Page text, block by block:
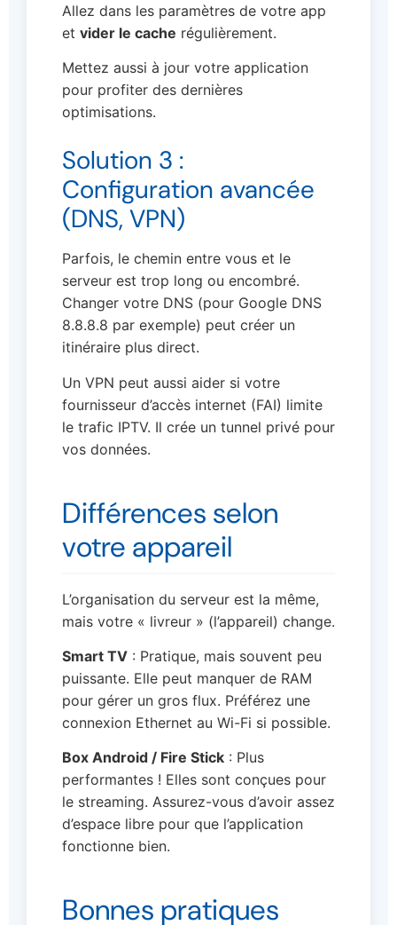
Allez dans les paramètres de votre app
et vider le cache régulièrement.
Mettez aussi à jour votre application
pour profiter des dernières
optimisations.
Solution 3 :
Configuration avancée
(DNS, VPN)
Parfois, le chemin entre vous et le
serveur est trop long ou encombré.
Changer votre DNS (pour Google DNS
8.8.8.8 par exemple) peut créer un
itinéraire plus direct.
Un VPN peut aussi aider si votre
fournisseur d’accès internet (FAI) limite
le trafic IPTV. Il crée un tunnel privé pour
vos données.
Différences selon
votre appareil
L’organisation du serveur est la même,
mais votre « livreur » (l’appareil) change.
Smart TV : Pratique, mais souvent peu
puissante. Elle peut manquer de RAM
pour gérer un gros flux. Préférez une
connexion Ethernet au Wi-Fi si possible.
Box Android / Fire Stick : Plus
performantes ! Elles sont conçues pour
le streaming. Assurez-vous d’avoir assez
d’espace libre pour que l’application
fonctionne bien.
Bonnes pratiques